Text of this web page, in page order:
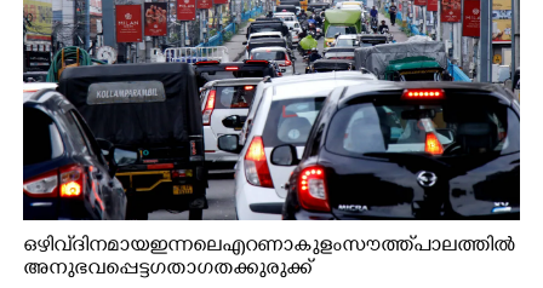
ഒഴിവ് ദിനമായ ഇന്നലെ എറണാകുളം സൗത്ത് പാലത്തിൽ
അനുഭവപ്പെട്ട ഗതാഗതക്കുരുക്ക്